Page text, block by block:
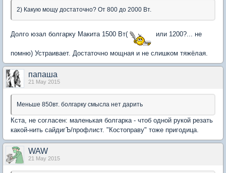
2) Какую мощу достаточно? От 800 до 2000 Вт.
Долго юзал болгарку Макита 1500 Вт( или 1200?... не
помню) Устраивает. Достаточно мощная и не слишком тяжёлая.
папаша
21 May 2015
Меньше 850вт. болгарку смысла нет дарить
Кста, не согласен: маленькая болгарка - чтоб одной рукой резать
какой-нить сайдигЪ/профлист. "Костоправу" тоже пригодица.
WAW
21 May 2015